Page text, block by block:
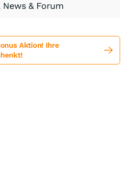
& Forum
Aktion! Ihre